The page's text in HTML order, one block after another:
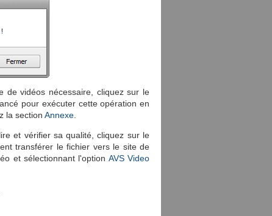
de vidéos nécessaire, cliquez sur le
pour exécuter cette opération en
la section Annexe
et vérifier sa qualité, cliquez sur le
transférer le fichier vers le site de
et sélectionnant l'option AVS Video